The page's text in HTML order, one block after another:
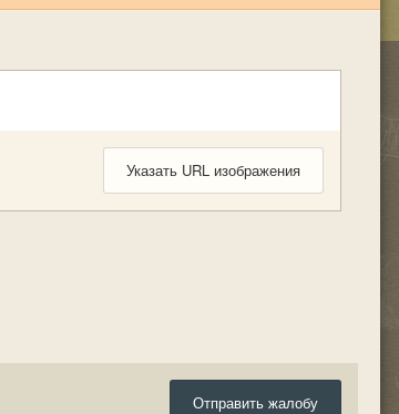
Указать URL изображения
Отправить жалобу